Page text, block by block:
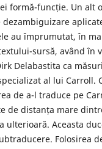
formă-funcție. Un alt
au împrumutat, în
sursă, având în
Delabastita ca
al lui Carroll.
de a-l traduce pe
de distanța mare
ulterioară. Aceasta
Folosirea